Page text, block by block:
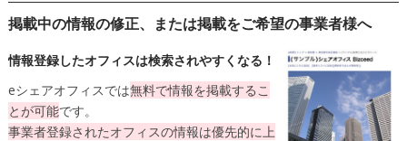
掲載中の情報の修正、または掲載をご希望の事業者様へ
情報登録したオフィスは検索されやすくなる！
eシェアオフィスでは無料で情報を掲載するこ
とが可能です。
事業者登録されたオフィスの情報は優先的に上